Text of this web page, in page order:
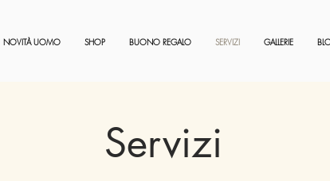
NOVITÀ UOMO SHOP BUONO REGALO SERVIZI GALLERIE
Servizi